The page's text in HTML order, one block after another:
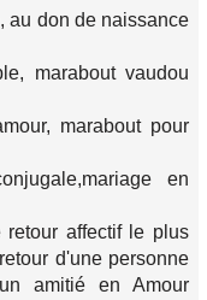
au don de naissance
marabout vaudou
marabout pour
en
retour affectif le plus
d'une personne
amitié en Amour